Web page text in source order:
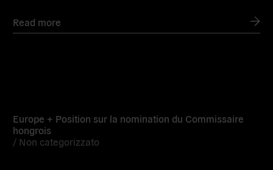
Read more
Europe + Position sur la nomination du Commissaire
hongrois
/ Non categorizzato